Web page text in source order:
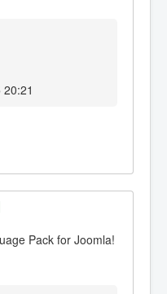
Pack for Joomla!